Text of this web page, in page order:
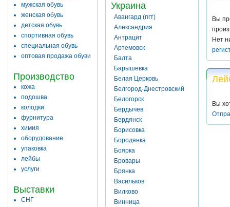
мужская обувь
женская обувь
детская обувь
спортивная обувь
специальная обувь
оптовая продажа обуви
Производство
кожа
подошва
колодки
фурнитура
химия
оборудование
упаковка
лейбы
услуги
Выставки
СНГ
Украина
Авангард (пгт)
Александрия
Антрацит
Артемовск
Балта
Барышевка
Белая Церковь
Белгород-Днестровский
Белогорск
Бердычев
Бердянск
Борисовка
Бородянка
Боярка
Бровары
Брянка
Васильков
Вилково
Винница
Вы
Нет
Вы